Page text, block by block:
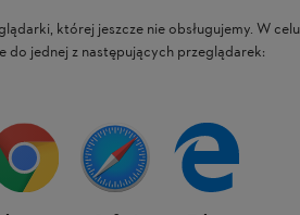
której jeszcze nie obsługujemy. W
do jednej z następujących przeglądarek: